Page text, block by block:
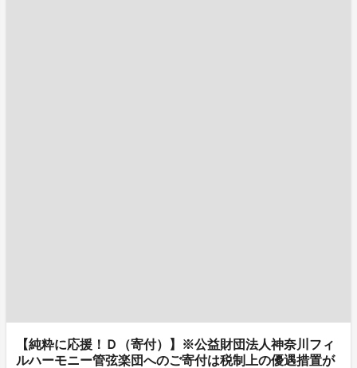
【純粋に応援！Ｄ（寄付）】※公益財団法人神奈川フィ
ルハーモニー管弦楽団へのご寄付は税制上の優遇措置が